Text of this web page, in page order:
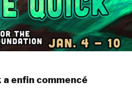
a enfin commencé